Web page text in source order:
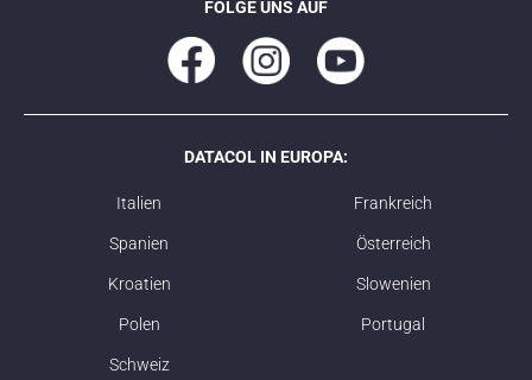
FOLGE UNS AUF
DATACOL IN EUROPA:
Italien Frankreich
Spanien Österreich
Kroatien Slowenien
Polen Portugal
Schweiz